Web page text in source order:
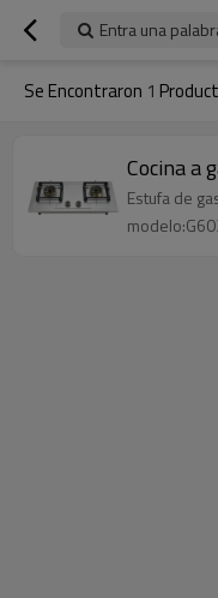
Entra una
Se Encontraron 1
Cocina a
Estufa de